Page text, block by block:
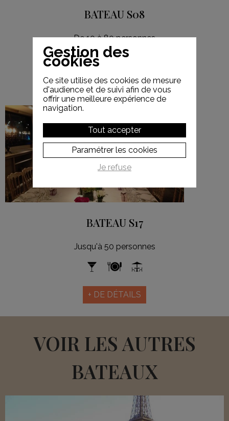
BATEAU S08
De 10 à 80 personnes
+ DE DÉTAILS
S17
BATEAU S17
Jusqu'à 50 personnes
+ DE DÉTAILS
VOIR LES AUTRES
BATEAUX
Gestion des
cookies
Ce site utilise des cookies de mesure
d'audience et de suivi afin de vous
offrir une meilleure expérience de
navigation.
Tout accepter
Paramétrer les cookies
Je refuse